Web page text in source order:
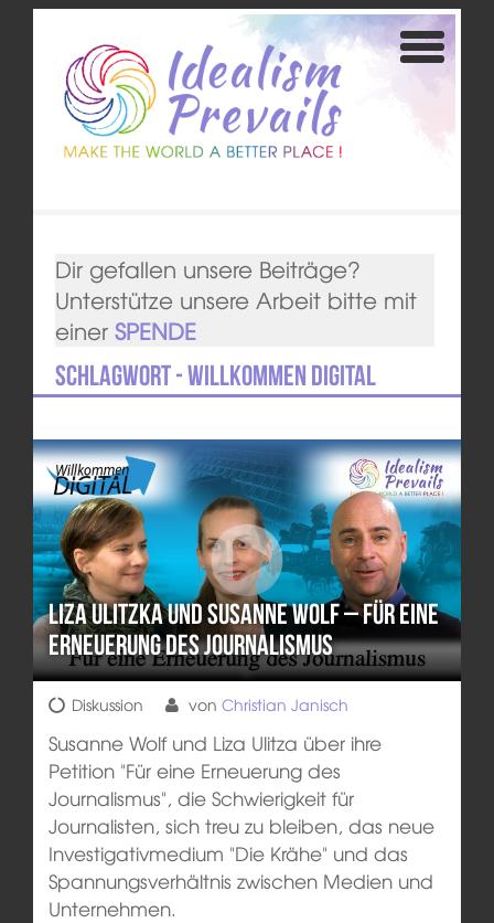
Dir gefallen unsere Beiträge?
Unterstütze unsere Arbeit bitte mit
einer SPENDE
Schlagwort - Willkommen Digital
Liza Ulitzka und Susanne Wolf – Für eine
Erneuerung des Journalismus
Diskussion von Christian Janisch
Susanne Wolf und Liza Ulitza über ihre
Petition "Für eine Erneuerung des
Journalismus", die Schwierigkeit für
Journalisten, sich treu zu bleiben, das neue
Investigativmedium "Die Krähe" und das
Spannungsverhältnis zwischen Medien und
Unternehmen.